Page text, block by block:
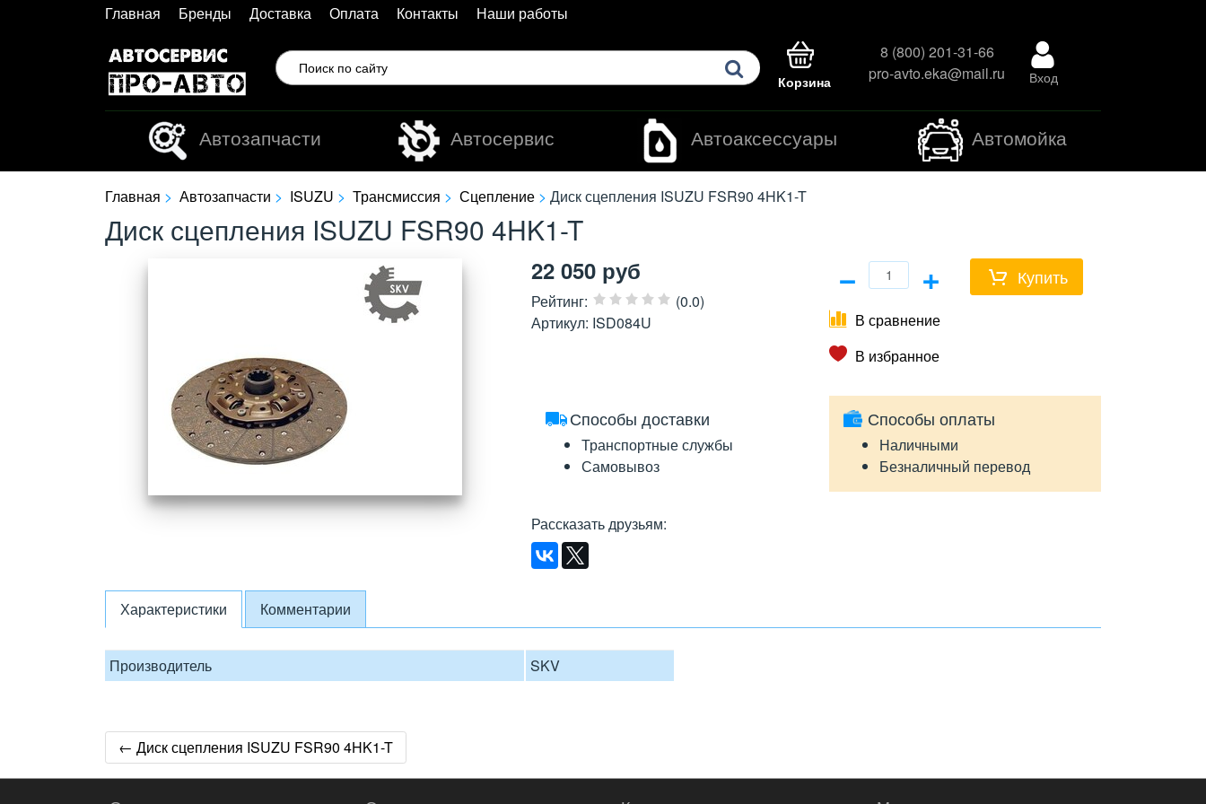
Главная Бренды Доставка Оплата Контакты Наши работы
Корзина
8 (800) 201-31-66
pro-avto.eka@mail.ru
Вход
Автозапчасти Автосервис Автоаксессуары Автомойка
Главная Автозапчасти ISUZU Трансмиссия Сцепление Диск сцепления ISUZU FSR90 4HK1-T
Диск сцепления ISUZU FSR90 4HK1-T
22 050 руб
Рейтинг:
(0.0)
Артикул: ISD084U
− + Купить
Способы доставки
Транспортные службы
Самовывоз
Способы оплаты
Наличными
Безналичный перевод
Рассказать друзьям:
Характеристики Комментарии
Производитель SKV
← Диск сцепления ISUZU FSR90 4HK1-T